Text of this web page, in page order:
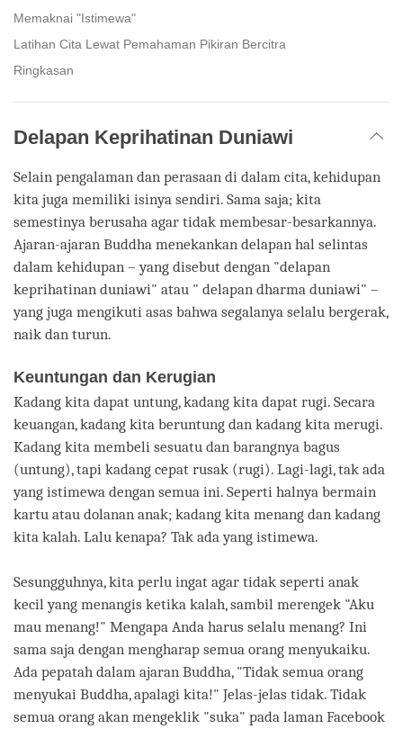
Memaknai "Istimewa"
Latihan Cita Lewat Pemahaman Pikiran Bercitra
Ringkasan
Delapan Keprihatinan Duniawi
Selain pengalaman dan perasaan di dalam cita, kehidupan
kita juga memiliki isinya sendiri. Sama saja; kita
semestinya berusaha agar tidak membesar-besarkannya.
Ajaran-ajaran Buddha menekankan delapan hal selintas
dalam kehidupan – yang disebut dengan "delapan
keprihatinan duniawi" atau " delapan dharma duniawi" –
yang juga mengikuti asas bahwa segalanya selalu bergerak,
naik dan turun.
Keuntungan dan Kerugian
Kadang kita dapat untung, kadang kita dapat rugi. Secara
keuangan, kadang kita beruntung dan kadang kita merugi.
Kadang kita membeli sesuatu dan barangnya bagus
(untung), tapi kadang cepat rusak (rugi). Lagi-lagi, tak ada
yang istimewa dengan semua ini. Seperti halnya bermain
kartu atau dolanan anak; kadang kita menang dan kadang
kita kalah. Lalu kenapa? Tak ada yang istimewa.
Sesungguhnya, kita perlu ingat agar tidak seperti anak
kecil yang menangis ketika kalah, sambil merengek "Aku
mau menang!" Mengapa Anda harus selalu menang? Ini
sama saja dengan mengharap semua orang menyukaiku.
Ada pepatah dalam ajaran Buddha, "Tidak semua orang
menyukai Buddha, apalagi kita!" Jelas-jelas tidak. Tidak
semua orang akan mengeklik "suka" pada laman Facebook